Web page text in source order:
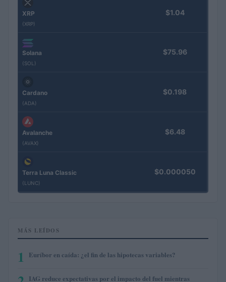
XRP
(XRP)
$1.04
Solana
(SOL)
$75.96
Cardano
(ADA)
$0.198
Avalanche
(AVAX)
$6.48
Terra Luna Classic
(LUNC)
$0.000050
MÁS LEÍDOS
1 Euríbor en caída: ¿el fin de las hipotecas variables?
IAG reduce expectativas por el impacto del fuel mientras